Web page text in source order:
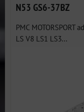
N53 GS6-37BZ
PMC
LS V8 LS1 LS3...